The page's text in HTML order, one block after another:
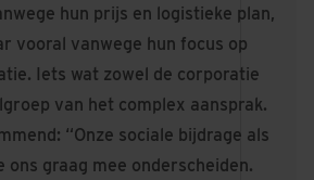
hun prijs en logistieke plan,
vooral vanwege hun focus op
Iets wat zowel de corporatie
van het complex aansprak.
“Onze sociale bijdrage als
ons graag mee onderscheiden.